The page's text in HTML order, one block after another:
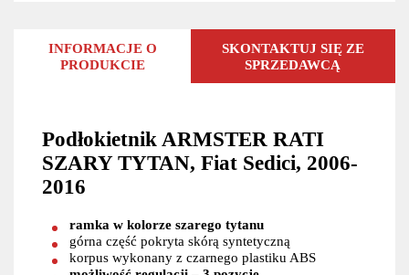
INFORMACJE O
PRODUKCIE
SKONTAKTUJ SIĘ ZE
SPRZEDAWCĄ
Podłokietnik ARMSTER RATI
SZARY TYTAN, Fiat Sedici, 2006-
2016
ramka w kolorze szarego tytanu
górna część pokryta skórą syntetyczną
korpus wykonany z czarnego plastiku ABS